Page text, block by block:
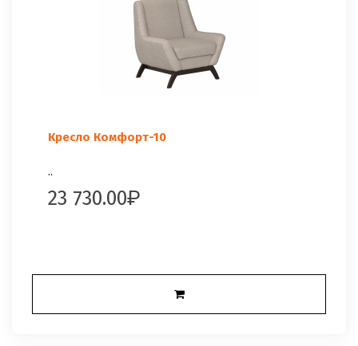
Кресло Комфорт-10
..
23 730.00